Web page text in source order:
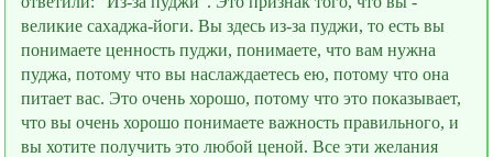
великие сахаджа-йоги. Вы здесь из-за пуджи, то есть вы
понимаете ценность пуджи, понимаете, что вам нужна
пуджа, потому что вы наслаждаетесь ею, потому что она
питает вас. Это очень хорошо, потому что это показывает,
что вы очень хорошо понимаете важность правильного, и
вы хотите получить это любой ценой. Все эти желания